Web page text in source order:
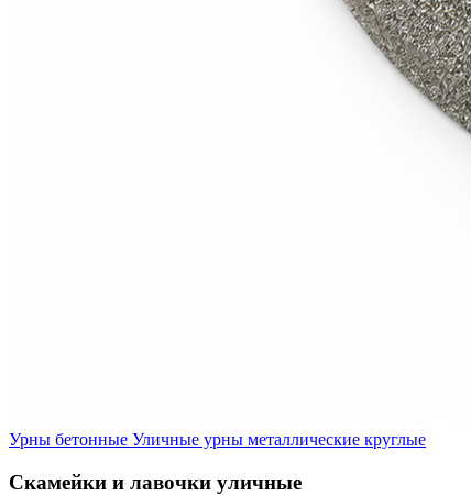
Урны бетонные Уличные урны металлические круглые
Скамейки и лавочки уличные